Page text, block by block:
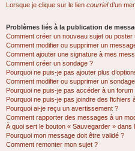
Lorsque je clique sur le lien courrield’un
Problèmes liés à la publication de
Comment créer un nouveau sujet ou poster
Comment modifier ou supprimer un
Comment ajouter une signature à mes
Comment créer un sondage ?
Pourquoi ne puis-je pas ajouter plus
Comment modifier ou supprimer un
Pourquoi ne puis-je pas accéder à un forum
Pourquoi ne puis-je pas joindre des fichiers
Pourquoi ai-je reçu un avertissement ?
Comment rapporter des messages à un
À quoi sert le bouton « Sauvegarder »
Pourquoi mon message doit être validé ?
Comment remonter mon sujet ?